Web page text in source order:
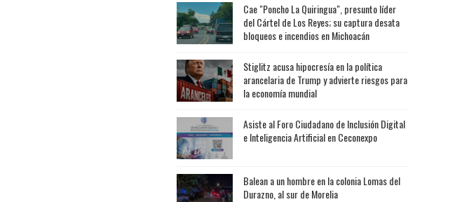
Cae "Poncho La Quiringua", presunto líder
del Cártel de Los Reyes; su captura desata
bloqueos e incendios en Michoacán
Stiglitz acusa hipocresía en la política
arancelaria de Trump y advierte riesgos para
la economía mundial
Asiste al Foro Ciudadano de Inclusión Digital
e Inteligencia Artificial en Ceconexpo
Balean a un hombre en la colonia Lomas del
Durazno, al sur de Morelia